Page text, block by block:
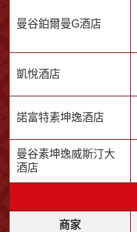
曼谷鉑爾曼G酒店
凱悅酒店
諾富特素坤逸酒店
曼谷素坤逸威斯汀大
酒店
商家